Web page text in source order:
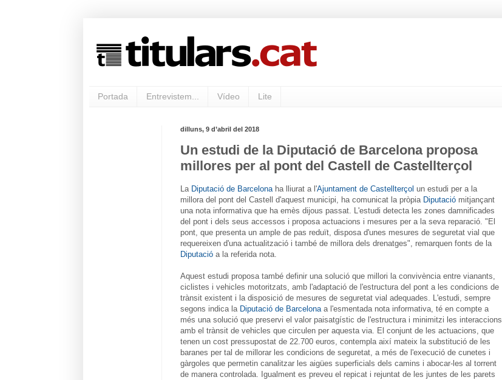
Portada Entrevistem... Vídeo Lite
dilluns, 9 d’abril del 2018
Un estudi de la Diputació de Barcelona proposa
millores per al pont del Castell de Castellterçol
La Diputació de Barcelonaha lliurat a l'Ajuntament de Castellterçol un estudi per a la
millora del pont del Castell d'aquest municipi, ha comunicat la pròpia Diputació mitjançant
una nota informativa que ha emès dijous passat. L'estudi detecta les zones damnificades
del pont i dels seus accessos i proposa actuacions i mesures per a la seva reparació. "El
pont, que presenta un ample de pas reduït, disposa d'unes mesures de seguretat vial que
requereixen d'una actualització i també de millora dels drenatges", remarquen fonts de la
Diputació a la referida nota.
Aquest estudi proposa també definir una solució que millori la convivència entre vianants,
ciclistes i vehicles motoritzats, amb l'adaptació de l'estructura del pont a les condicions de
trànsit existent i la disposició de mesures de seguretat vial adequades. L'estudi, sempre
segons indica la Diputació de Barcelonaa l'esmentada nota informativa, té en compte a
més una solució que preservi el valor paisatgístic de l'estructura i minimitzi les interaccions
amb el trànsit de vehicles que circulen per aquesta via. El conjunt de les actuacions, que
tenen un cost pressupostat de 22.700 euros, contempla així mateix la substitució de les
baranes per tal de millorar les condicions de seguretat, a més de l'execució de cunetes i
gàrgoles que permetin canalitzar les aigües superficials dels camins i abocar-les al torrent
de manera controlada. Igualment es preveu el repicat i rejuntat de les juntes de les parets